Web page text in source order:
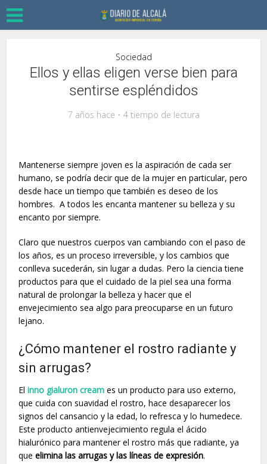
Sociedad
Ellos y ellas eligen verse bien para
sentirse espléndidos
7 años hace 4 tiempo de lectura
Mantenerse siempre joven es la aspiración de cada ser
humano, se podría decir que de la mujer en particular, pero
desde hace un tiempo que también es deseo de los
hombres. A todos les encanta mantener su belleza y su
encanto por siempre.
Claro que nuestros cuerpos van cambiando con el paso de
los años, es un proceso irreversible, y los cambios que
conlleva sucederán, sin lugar a dudas. Pero la ciencia tiene
productos para que el cuidado de la piel sea una forma
natural de prolongar la belleza y hacer que el
envejecimiento sea algo para preocuparse en un futuro
lejano.
¿Cómo mantener el rostro radiante y
sin arrugas?
Elinno gialuron cream es un producto para uso externo,
que cuida con suavidad el rostro, hace desaparecer los
signos del cansancio y la edad, lo refresca y lo humedece.
Este producto antienvejecimiento regula el ácido
hialurónico para mantener el rostro más que radiante, ya
queelimina las arrugas y las líneas de expresión.